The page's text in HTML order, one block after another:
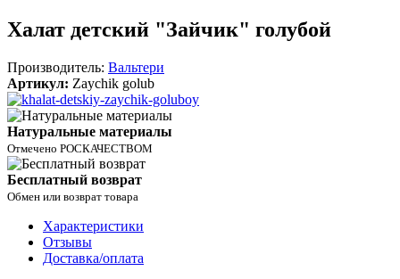
Халат детский "Зайчик" голубой
Производитель: Вальтери
Артикул: Zaychik golub
Натуральные материалы
Отмечено РОСКАЧЕСТВОМ
Бесплатный возврат
Обмен или возврат товара
Характеристики
Отзывы
Доставка/оплата